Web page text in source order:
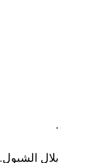
.
بلال